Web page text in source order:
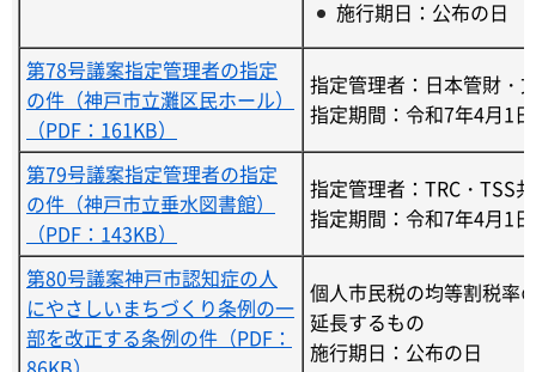
施行期日：公布の日
第78号議案指定管理者の指定
の件（神戸市立灘区民ホール）
（PDF：161KB）
指定管理者：日本管財・
指定期間：令和7年4月1
第79号議案指定管理者の指定
の件（神戸市立垂水図書館）
（PDF：143KB）
指定管理者：TRC・TSS
指定期間：令和7年4月1
第80号議案神戸市認知症の人
にやさしいまちづくり条例の一
部を改正する条例の件（PDF：
個人市民税の均等割税率
延長するもの
施行期日：公布の日